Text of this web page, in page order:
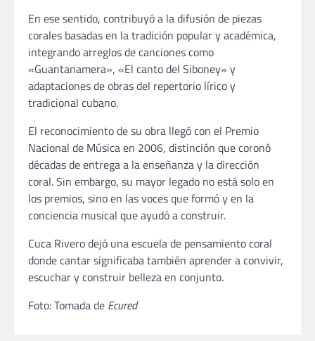
En ese sentido, contribuyó a la difusión de piezas
corales basadas en la tradición popular y académica,
integrando arreglos de canciones como
«Guantanamera», «El canto del Siboney» y
adaptaciones de obras del repertorio lírico y
tradicional cubano.
El reconocimiento de su obra llegó con el Premio
Nacional de Música en 2006, distinción que coronó
décadas de entrega a la enseñanza y la dirección
coral. Sin embargo, su mayor legado no está solo en
los premios, sino en las voces que formó y en la
conciencia musical que ayudó a construir.
Cuca Rivero dejó una escuela de pensamiento coral
donde cantar significaba también aprender a convivir,
escuchar y construir belleza en conjunto.
Foto: Tomada de Ecured